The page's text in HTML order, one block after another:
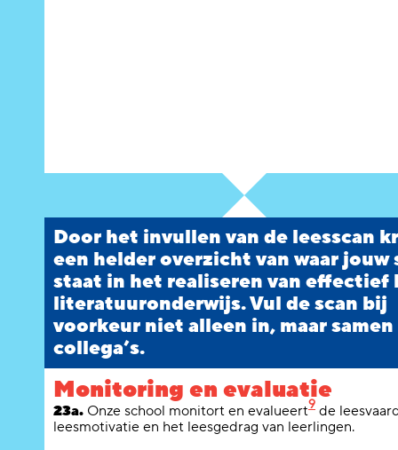
Door het invullen van de leesscan
een helder overzicht van waar jouw
staat in het realiseren van effectief
literatuuronderwijs. Vul de scan bij
voorkeur niet alleen in, maar
collega’s.
Monitoring en evaluatie
23a. Onze school monitort en evalueert9 de
leesmotivatie en het leesgedrag van leerlingen.